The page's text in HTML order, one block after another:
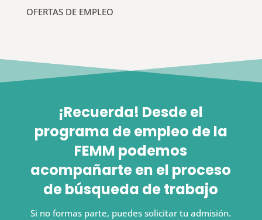
OFERTAS DE EMPLEO
¡Recuerda! Desde el
programa de empleo de la
FEMM podemos
acompañarte en el proceso
de búsqueda de trabajo
Si no formas parte, puedes solicitar tu admisión.